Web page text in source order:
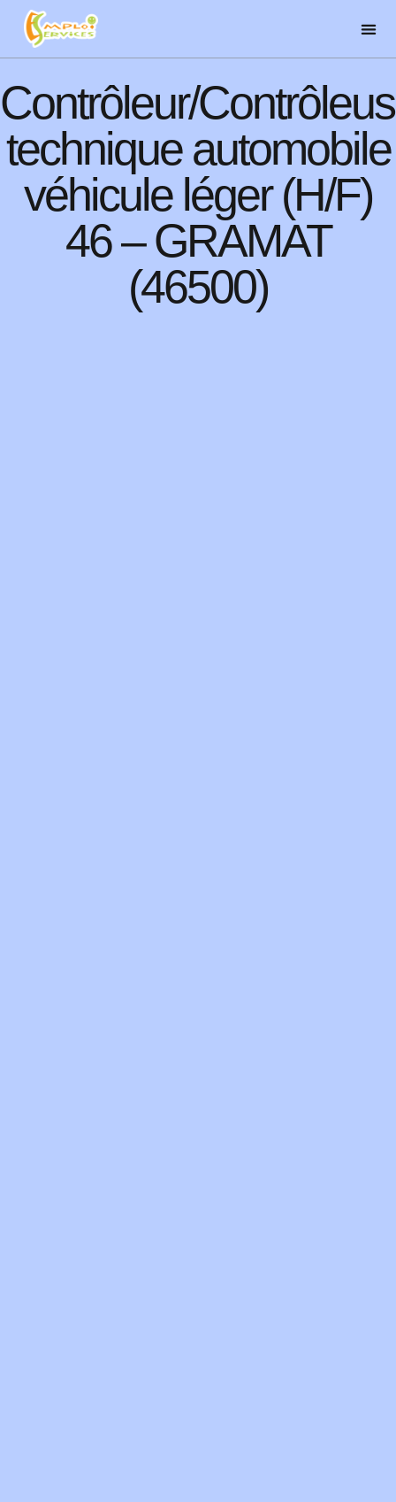
Contrôleur/
technique automobile
véhicule léger (H/F)
46 – GRAMAT
(46500)